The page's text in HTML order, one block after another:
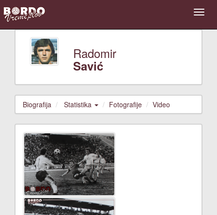
Radomir
Savić
Biografija Statistika Fotografije Video